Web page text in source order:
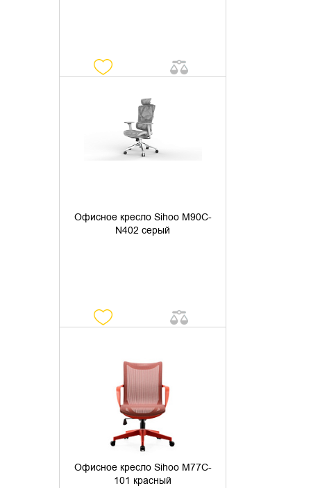
Офисное кресло Sihoo M90C-
N402 серый
УТОЧНИТЬ НАЛИЧИЕ
Офисное кресло Sihoo M77C-
101 красный
УТОЧНИТЬ НАЛИЧИЕ